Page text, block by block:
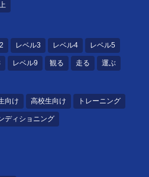
レベル3 レベル4 レベル5
レベル9 観る 走る 運ぶ
向け 高校生向け トレーニング
ディショニング